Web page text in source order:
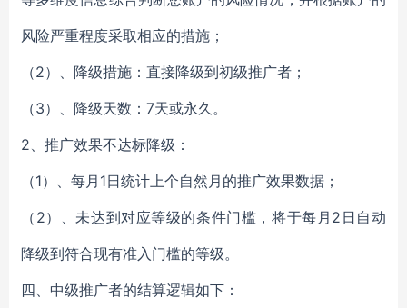
风险严重程度采取相应的措施；
（2）、降级措施：直接降级到初级推广者；
（3）、降级天数：7天或永久。
2、推广效果不达标降级：
（1）、每月1日统计上个自然月的推广效果数据；
（2）、未达到对应等级的条件门槛，将于每月2日自动
降级到符合现有准入门槛的等级。
四、中级推广者的结算逻辑如下：